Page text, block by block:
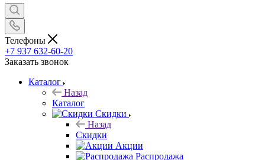
Телефоны
+7 937 632-60-20
Заказать звонок
Каталог
Назад
Каталог
Скидки
Назад
Скидки
Акции
Распродажа